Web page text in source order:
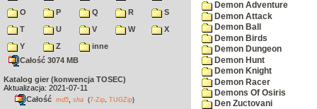
O
P Q R
S
T
U V W
X
Y
Z
inne
Całość 3074 MB
Katalog gier (konwencja TOSEC)
Aktualizacja: 2021-07-11
Całość md5 sha (7-Zip TUGZip)
Demon Adventure
Demon Attack
Demon Ball
Demon Birds
Demon Dungeon
Demon Hunt
Demon Knight
Demon Racer
Demons Of Osiris
Den Zuctovani